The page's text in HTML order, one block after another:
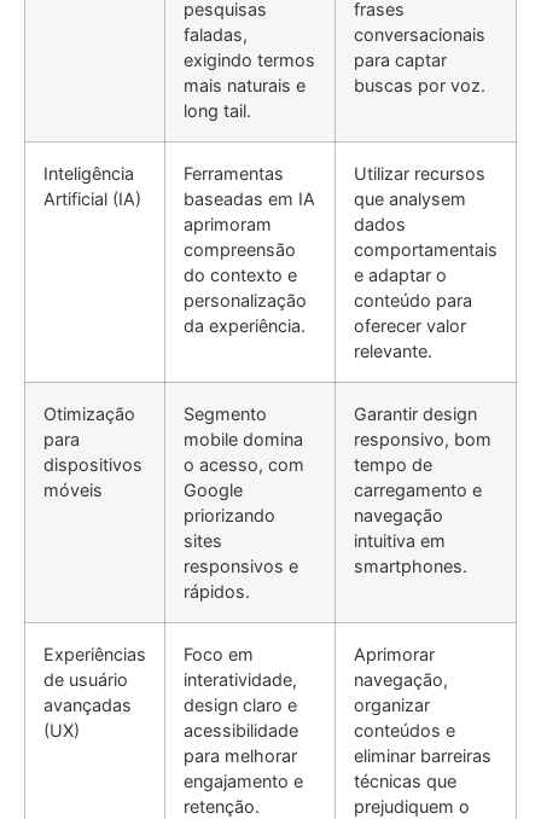
pesquisas
faladas,
exigindo termos
mais naturais e
long tail.
frases
conversacionais
para captar
buscas por voz.
Inteligência
Artificial (IA)
Ferramentas
baseadas em IA
aprimoram
compreensão
do contexto e
personalização
da experiência.
Utilizar recursos
que analysem
dados
comportamentais
e adaptar o
conteúdo para
oferecer valor
relevante.
Otimização
para
dispositivos
móveis
Segmento
mobile domina
o acesso, com
Google
priorizando
sites
responsivos e
rápidos.
Garantir design
responsivo, bom
tempo de
carregamento e
navegação
intuitiva em
smartphones.
Experiências
de usuário
avançadas
(UX)
Foco em
interatividade,
design claro e
acessibilidade
para melhorar
engajamento e
retenção.
Aprimorar
navegação,
organizar
conteúdos e
eliminar barreiras
técnicas que
prejudiquem o